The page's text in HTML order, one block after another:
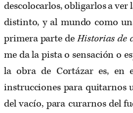
descolocarlos, obligarlos a ver
distinto, y al mundo como
primera parte deHistorias de
me da la pista o sensación o
la obra de Cortázar es, en
instrucciones para quitarnos
del vacío, para curarnos del